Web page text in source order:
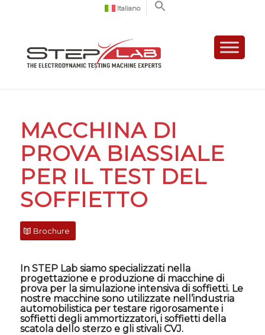
Italiano
MACCHINA DI
PROVA BIASSIALE
PER IL TEST DEL
SOFFIETTO
Brochure
In STEP Lab siamo specializzati nella
progettazione e produzione di macchine di
prova per la simulazione intensiva di soffietti. Le
nostre macchine sono utilizzate nell’industria
automobilistica per testare rigorosamente i
soffietti degli ammortizzatori, i soffietti della
scatola dello sterzo e gli stivali CVJ.